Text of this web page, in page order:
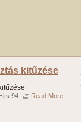
kitűzése
Hits:94 Read More...